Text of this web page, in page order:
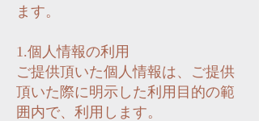
ます。
1.個人情報の利用
ご提供頂いた個人情報は、ご提供
頂いた際に明示した利用目的の範
囲内で、利用します。